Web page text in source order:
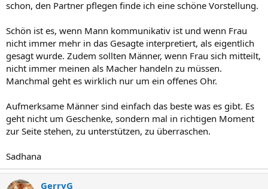
schon, den Partner pflegen finde ich eine schöne Vorstellung.
Schön ist es, wenn Mann kommunikativ ist und wenn Frau
nicht immer mehr in das Gesagte interpretiert, als eigentlich
gesagt wurde. Zudem sollten Männer, wenn Frau sich mitteilt,
nicht immer meinen als Macher handeln zu müssen.
Manchmal geht es wirklich nur um ein offenes Ohr.
Aufmerksame Männer sind einfach das beste was es gibt. Es
geht nicht um Geschenke, sondern mal in richtigen Moment
zur Seite stehen, zu unterstützen, zu überraschen.
Sadhana
GerryG